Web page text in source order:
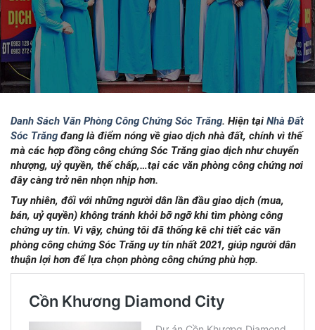
Danh Sách Văn Phòng Công Chứng Sóc Trăng. Hiện tại Nhà Đất
Sóc Trăng đang là điểm nóng về giao dịch nhà đất, chính vì thế
mà các hợp đồng công chứng Sóc Trăng giao dịch như chuyển
nhượng, uỷ quyền, thế chấp,…tại các văn phòng công chứng nơi
đây càng trở nên nhọn nhịp hơn.
Tuy nhiên, đối với những người dân lần đầu giao dịch (mua,
bán, uỷ quyền) không tránh khỏi bỡ ngỡ khi tìm phòng công
chứng uy tín. Vì vậy, chúng tôi đã thống kê chi tiết các văn
phòng công chứng Sóc Trăng uy tín nhất 2021, giúp người dân
thuận lợi hơn để lựa chọn phòng công chứng phù hợp.